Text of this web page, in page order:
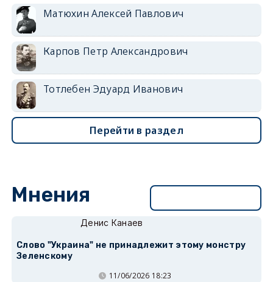
Матюхин Алексей Павлович
Карпов Петр Александрович
Тотлебен Эдуард Иванович
Перейти в раздел
Мнения
Денис Канаев
Слово "Украина" не принадлежит этому монстру
Зеленскому
11/06/2026 18:23